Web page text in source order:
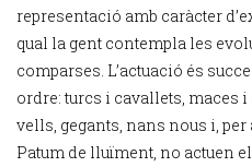
representació amb caràcter
qual la gent contempla les
comparses. L’actuació és
ordre: turcs i cavallets, maces
vells, gegants, nans nous i,
Patum de lluïment, no actuen